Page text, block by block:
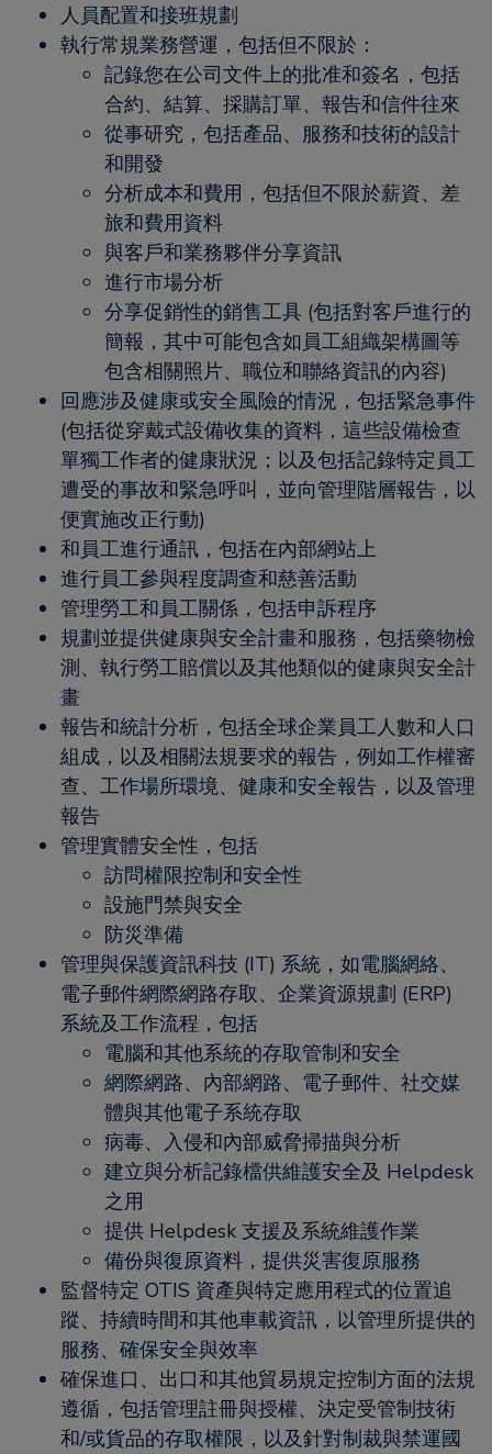
人員配置和接班規劃
執行常規業務營運，包括但不限於：
記錄您在公司文件上的批准和簽名，包括
合約、結算、採購訂單、報告和信件往來
從事研究，包括產品、服務和技術的設計
和開發
分析成本和費用，包括但不限於薪資、差
旅和費用資料
與客戶和業務夥伴分享資訊
進行市場分析
分享促銷性的銷售工具 (包括對客戶進行的
簡報，其中可能包含如員工組織架構圖等
包含相關照片、職位和聯絡資訊的內容)
回應涉及健康或安全風險的情況，包括緊急事件
(包括從穿戴式設備收集的資料，這些設備檢查
單獨工作者的健康狀況；以及包括記錄特定員工
遭受的事故和緊急呼叫，並向管理階層報告，以
便實施改正行動)
和員工進行通訊，包括在內部網站上
進行員工參與程度調查和慈善活動
管理勞工和員工關係，包括申訴程序
規劃並提供健康與安全計畫和服務，包括藥物檢
測、執行勞工賠償以及其他類似的健康與安全計
畫
報告和統計分析，包括全球企業員工人數和人口
組成，以及相關法規要求的報告，例如工作權審
查、工作場所環境、健康和安全報告，以及管理
報告
管理實體安全性，包括
訪問權限控制和安全性
設施門禁與安全
防災準備
管理與保護資訊科技 (IT) 系統，如電腦網絡、
電子郵件網際網路存取、企業資源規劃 (ERP)
系統及工作流程，包括
電腦和其他系統的存取管制和安全
網際網路、內部網路、電子郵件、社交媒
體與其他電子系統存取
病毒、入侵和內部威脅掃描與分析
建立與分析記錄檔供維護安全及 Helpdesk
之用
提供 Helpdesk 支援及系統維護作業
備份與復原資料，提供災害復原服務
監督特定 OTIS 資產與特定應用程式的位置追
蹤、持續時間和其他車載資訊，以管理所提供的
服務、確保安全與效率
確保進口、出口和其他貿易規定控制方面的法規
遵循，包括管理註冊與授權、決定受管制技術
和/或貨品的存取權限，以及針對制裁與禁運國